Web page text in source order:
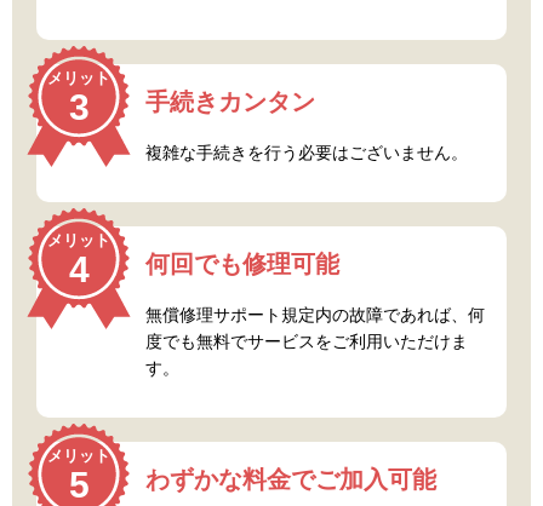
メリット
3 手続きカンタン
複雑な手続きを行う必要はございません。
メリット
4 何回でも修理可能
無償修理サポート規定内の故障であれば、何
度でも無料でサービスをご利用いただけま
す。
メリット
5 わずかな料金でご加入可能